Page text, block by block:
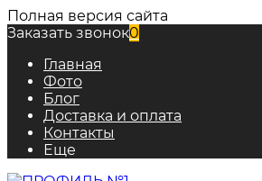
Полная версия сайта
Заказать звонок0
Главная
Фото
Блог
Доставка и оплата
Контакты
Еще